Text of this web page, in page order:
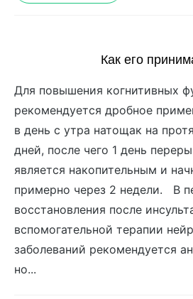
Как его
Для повышения когнитивных
рекомендуется дробное
в день с утра натощак на
дней, после чего 1 день
является накопительным и
примерно через 2 недели. В
восстановления после
вспомогательной терапии
заболеваний рекомендуется
но...